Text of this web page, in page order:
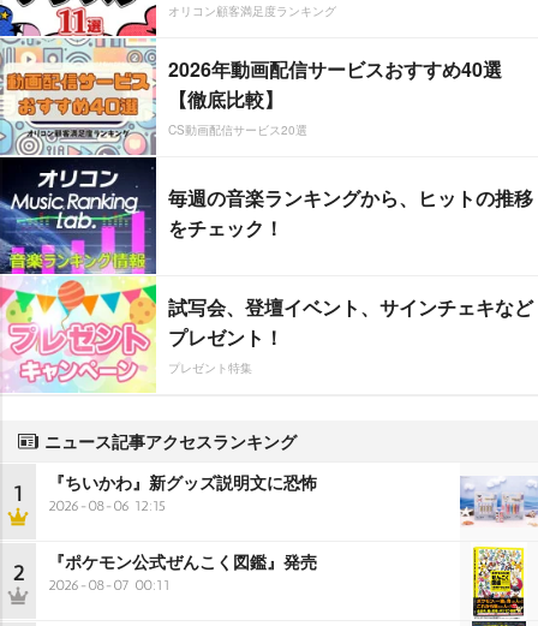
オリコン顧客満足度ランキング
2026年動画配信サービスおすすめ40選
【徹底比較】
CS動画配信サービス20選
毎週の音楽ランキングから、ヒットの推移
をチェック！
試写会、登壇イベント、サインチェキなど
プレゼント！
プレゼント特集
ニュース記事アクセスランキング
1 『ちいかわ』新グッズ説明文に恐怖
2026-08-06 12:15
2 『ポケモン公式ぜんこく図鑑』発売
2026-08-07 00:11